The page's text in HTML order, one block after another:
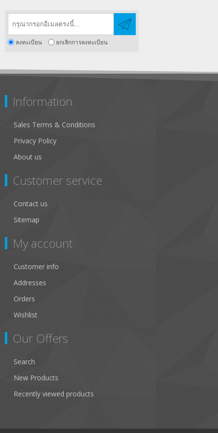
ลงทะเบียน ยกเลิกการลงทะเบียน
Information
Sales Terms & Conditions
Privacy Policy
About us
Customer service
Contact us
Sitemap
My account
Customer info
Addresses
Orders
Wishlist
Our Offers
Search
New Products
Recently viewed products